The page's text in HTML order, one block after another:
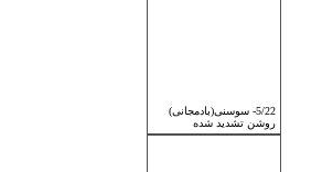
5/22- سوسنی(بادمجانی)
روشن تشدید شده